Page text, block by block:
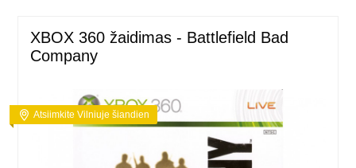
XBOX 360 žaidimas - Battlefield Bad
Company
Atsiimkite Vilniuje šiandien